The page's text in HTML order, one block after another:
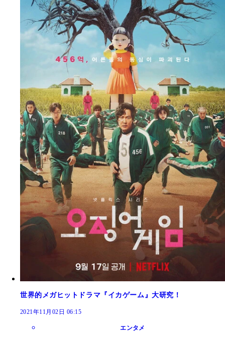
世界的メガヒットドラマ『イカゲーム』大研究！
2021年11月02日 06:15
エンタメ